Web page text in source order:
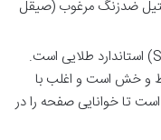
ضدزنگ مرغوب (صیقل
یاقوت کبود (Sapphire Crystal) استاندارد طلایی است.
خط و خش است و اغلب با
تا خوانایی صفحه را در